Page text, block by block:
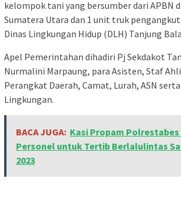
kelompok tani yang bersumber dari APBN
Sumatera Utara dan 1 unit truk
Dinas Lingkungan Hidup (DLH) Tanjung
Apel Pemerintahan dihadiri Pj Sekdakot
Nurmalini Marpaung, para Asisten, Staf
Perangkat Daerah, Camat, Lurah, ASN
Lingkungan.
BACA JUGA: Kasi Propam
Personel untuk Tertib Berlalulintas
2023